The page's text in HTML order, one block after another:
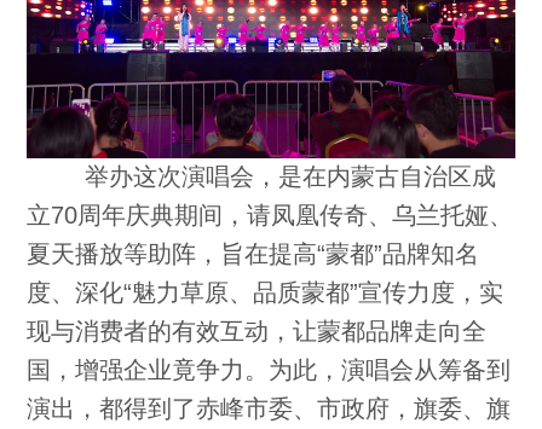
举办这次演唱会，是在内蒙古自治区成
立70周年庆典期间，请凤凰传奇、乌兰托娅、
夏天播放等助阵，旨在提高“蒙都”品牌知名
度、深化“魅力草原、品质蒙都”宣传力度，实
现与消费者的有效互动，让蒙都品牌走向全
国，增强企业竟争力。为此，演唱会从筹备到
演出，都得到了赤峰市委、市政府，旗委、旗